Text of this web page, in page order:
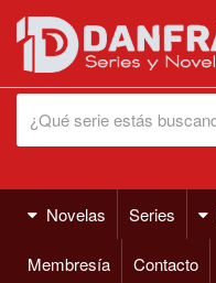
Novelas
Series
Membresía Contacto